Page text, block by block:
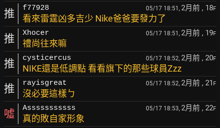
推 f77928 05/17 18:51, 2月前 , 18F
看來雷霆凶多吉少 Nike爸爸要發力了
推 Xhocer 05/17 18:51, 2月前 , 19F
禮尚往來嘛
推 cysticercus 05/17 18:52, 2月前 , 20F
NIKE還是低調點 看看旗下的那些球員Zzz
推 rayisgreat 05/17 18:52, 2月前 , 21 F
沒必要這樣ㄅ
噓 Asssssssssss 05/17 18:53, 2月前 , 22F
真的敗自家形象